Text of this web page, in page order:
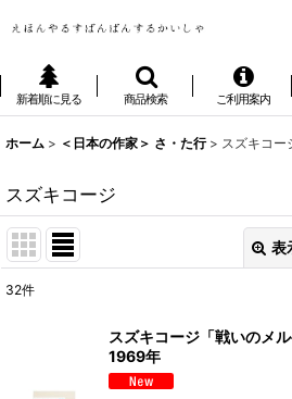
新着順に見る 商品検索 ご利用案内
ホーム > ＜日本の作家＞ さ・た行 > スズキコー
スズキコージ
表
32件
スズキコージ「戦いのメ
1969年